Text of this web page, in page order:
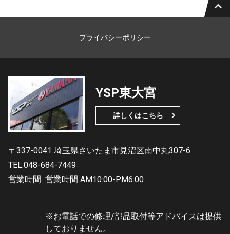
プライバシーポリシー
YSP東大宮
詳しくはこちら
〒337-0041 埼玉県さいたま市見沼区南中丸307-6
TEL.048-684-7449
営業時間 営業時間 AM10:00-PM6:00
※お電話での修理/部品取付等アドバイスは提供
しておりません。